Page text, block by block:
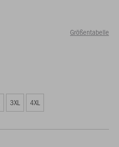
Größentabelle
3XL 4XL